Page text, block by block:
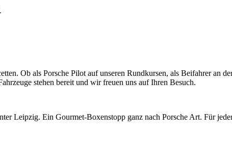
Ob als Porsche Pilot auf unseren Rundkursen, als Beifahrer an
stehen bereit und wir freuen uns auf Ihren Besuch.
Leipzig. Ein Gourmet-Boxenstopp ganz nach Porsche Art. Für